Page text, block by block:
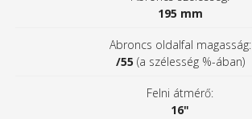
195 mm
Abroncs oldalfal magasság:
/55 (a szélesség %-ában)
Felni átmérő:
16"